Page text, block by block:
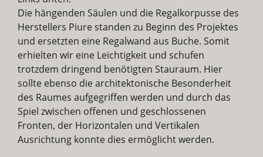
Die hängenden Säulen und die Regalkorpusse des
Herstellers Piure standen zu Beginn des Projektes
und ersetzten eine Regalwand aus Buche. Somit
erhielten wir eine Leichtigkeit und schufen
trotzdem dringend benötigten Stauraum. Hier
sollte ebenso die architektonische Besonderheit
des Raumes aufgegriffen werden und durch das
Spiel zwischen offenen und geschlossenen
Fronten, der Horizontalen und Vertikalen
Ausrichtung konnte dies ermöglicht werden.